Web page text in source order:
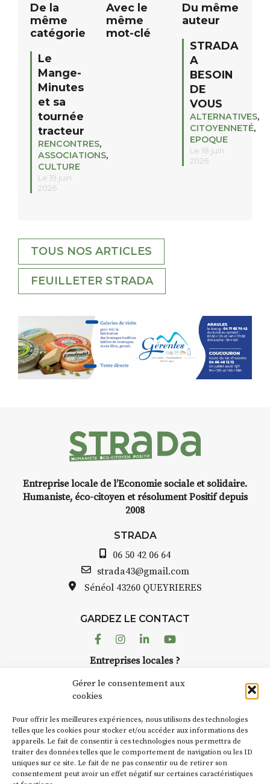
Gérer le consentement aux
cookies
Pour offrir les meilleures expériences, nous utilisons des technologies
telles que les cookies pour stocker et/ou accéder aux informations des
appareils. Le fait de consentir à ces technologies nous permettra de
traiter des données telles que le comportement de navigation ou les ID
uniques sur ce site. Le fait de ne pas consentir ou de retirer son
consentement peut avoir un effet négatif sur certaines caractéristiques
De la
même
catégorie
Le
Mange-
Minutes
et sa
tournée
tracteur
RENCONTRES,
ASSOCIATIONS,
CULTURE
Le 19 juin
2026
Avec le
même
mot-clé
Du même
auteur
STRADA
A
BESOIN
DE
VOUS
ALTERNATIVES,
CITOYENNETÉ,
EPOQUE
Le 18 juin
2026
TOUS NOS ARTICLES
FEUILLETER STRADA
Entreprise locale de l’Economie sociale et solidaire.
Humaniste, éco-citoyen et résolument Positif depuis
2008
STRADA
06 50 42 06 64
strada43@gmail.com
Sénéol 43260 QUEYRIERES
GARDEZ LE CONTACT
FacebookInstagram
LinkedinYoutube
Entreprises locales ?
Suivez toute l'actu de Strada